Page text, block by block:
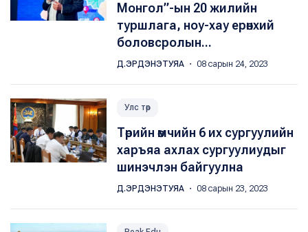
Монгол”-ын 20 жилийн
туршлага, ноу-хау ерөнхий
боловсролын...
Д.ЭРДЭНЭТУЯА ・ 08 сарын 24, 2023
Улс төр
Төрийн өмчийн 6 их сургуулийн
харъяа ахлах сургуулиудыг
шинэчлэн байгуулна
Д.ЭРДЭНЭТУЯА ・ 08 сарын 23, 2023